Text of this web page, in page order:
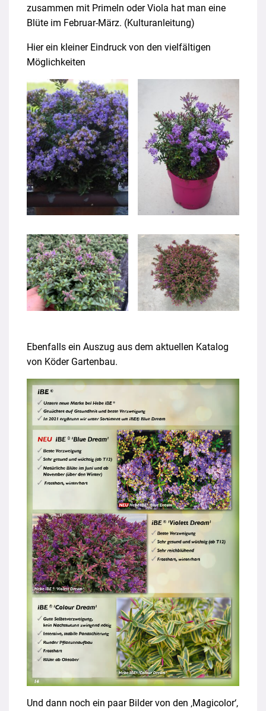
zusammen mit Primeln oder Viola hat man eine
Blüte im Februar-März. (Kulturanleitung)
Hier ein kleiner Eindruck von den vielfältigen
Möglichkeiten
Ebenfalls ein Auszug aus dem aktuellen Katalog
von Köder Gartenbau.
Und dann noch ein paar Bilder von den ‚Magicolor‘,